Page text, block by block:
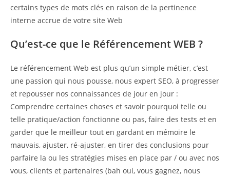
certains types de mots clés en raison de la pertinence
interne accrue de votre site Web
Qu’est-ce que le Référencement WEB ?
Le référencement Web est plus qu’un simple métier, c’est
une passion qui nous pousse, nous expert SEO, à progresser
et repousser nos connaissances de jour en jour :
Comprendre certaines choses et savoir pourquoi telle ou
telle pratique/action fonctionne ou pas, faire des tests et en
garder que le meilleur tout en gardant en mémoire le
mauvais, ajuster, ré-ajuster, en tirer des conclusions pour
parfaire la ou les stratégies mises en place par / ou avec nos
vous, clients et partenaires (bah oui, vous gagnez, nous